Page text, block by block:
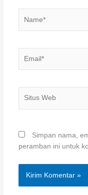
Simpan nama,
peramban ini untuk